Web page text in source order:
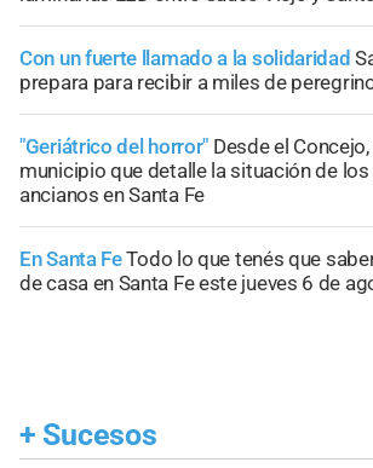
Con un fuerte llamado a la solidaridad
prepara para recibir a miles de
"Geriátrico del horror" Desde el
municipio que detalle la situación de
ancianos en Santa Fe
En Santa FeTodo lo que tenés que
de casa en Santa Fe este jueves 6 de
+ Sucesos